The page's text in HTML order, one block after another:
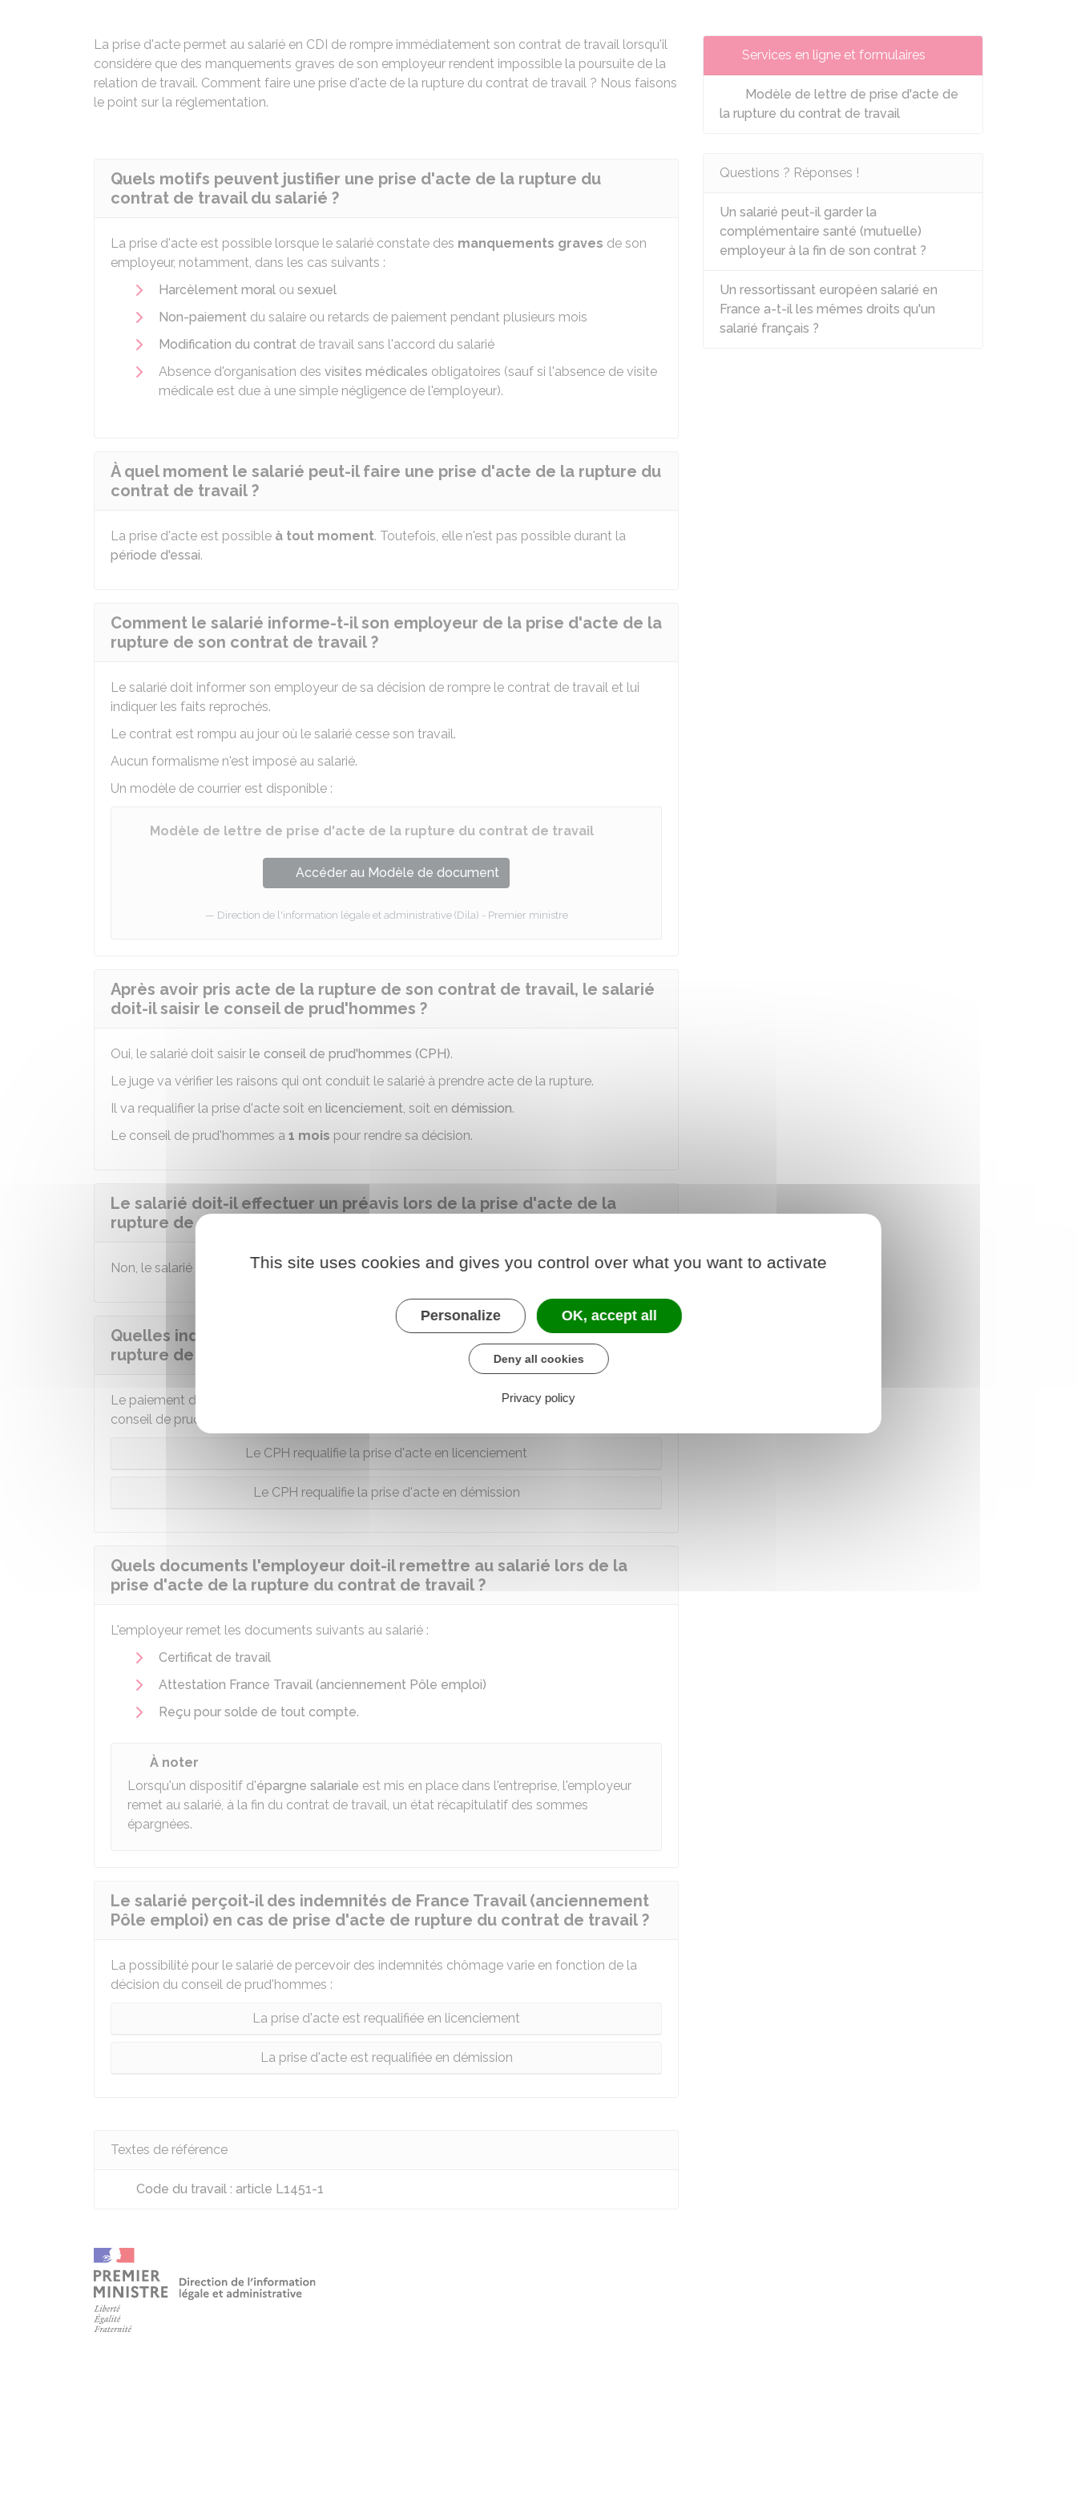
La prise d'acte permet au salarié en CDI de rompre immédiatement son contrat de travail lorsqu'il
considère que des manquements graves de son employeur rendent impossible la poursuite de la
relation de travail. Comment faire une prise d'acte de la rupture du contrat de travail ? Nous faisons
le point sur la réglementation.
Quels motifs peuvent justifier une prise d'acte de la rupture du
contrat de travail du salarié ?
La prise d'acte est possible lorsque le salarié constate des manquements graves de son
employeur, notamment, dans les cas suivants :
Harcèlement moral ou sexuel
Non-paiement du salaire ou retards de paiement pendant plusieurs mois
Modification du contrat de travail sans l'accord du salarié
Absence d'organisation des visites médicales obligatoires (sauf si l'absence de visite
médicale est due à une simple négligence de l'employeur).
À quel moment le salarié peut-il faire une prise d'acte de la rupture du
contrat de travail ?
La prise d'acte est possible à tout moment. Toutefois, elle n'est pas possible durant la
période d'essai.
Comment le salarié informe-t-il son employeur de la prise d'acte de la
rupture de son contrat de travail ?
Le salarié doit informer son employeur de sa décision de rompre le contrat de travail et lui
indiquer les faits reprochés.
Le contrat est rompu au jour où le salarié cesse son travail.
Aucun formalisme n'est imposé au salarié.
Un modèle de courrier est disponible :
Modèle de lettre de prise d'acte de la rupture du contrat de travail
Accéder au Modèle de document
Direction de l'information légale et administrative (Dila) - Premier ministre
Après avoir pris acte de la rupture de son contrat de travail, le salarié
doit-il saisir le conseil de prud'hommes ?
Oui, le salarié doit saisir le conseil de prud'hommes (CPH).
Le juge va vérifier les raisons qui ont conduit le salarié à prendre acte de la rupture.
Il va requalifier la prise d'acte soit en licenciement, soit en démission.
Le conseil de prud'hommes a 1 mois pour rendre sa décision.
Le salarié doit-il effectuer un préavis lors de la prise d'acte de la
rupture de son contrat de travail ?
Non, le salarié n'est pas obligé d'effectuer unpréavis,
Quelles indemnités perçoit le salarié après une prise d'acte de la
rupture de son contrat de travail ?
Le paiement d'indemnités de rupture du contrat de travail varie en fonction de la décision du
conseil de prud'hommes (CPH) :
Le CPH requalifie la prise d'acte en licenciement
Le CPH requalifie la prise d'acte en démission
Quels documents l'employeur doit-il remettre au salarié lors de la
prise d'acte de la rupture du contrat de travail ?
L'employeur remet les documents suivants au salarié :
Certificat de travail
Attestation France Travail (anciennement Pôle emploi)
Reçu pour solde de tout compte.
À noter
Lorsqu'un dispositif d'épargne salariale est mis en place dans l'entreprise, l'employeur
remet au salarié, à la fin du contrat de travail, un état récapitulatif des sommes
épargnées.
Le salarié perçoit-il des indemnités de France Travail (anciennement
Pôle emploi) en cas de prise d'acte de rupture du contrat de travail ?
La possibilité pour le salarié de percevoir des indemnités chômage varie en fonction de la
décision du conseil de prud'hommes :
La prise d'acte est requalifiée en licenciement
La prise d'acte est requalifiée en démission
Textes de référence
Code du travail : article L1451-1
Services en ligne et formulaires
Modèle de lettre de prise d'acte de
la rupture du contrat de travail
Questions ? Réponses !
Un salarié peut-il garder la
complémentaire santé (mutuelle)
employeur à la fin de son contrat ?
Un ressortissant européen salarié en
France a-t-il les mêmes droits qu'un
salarié français ?
This site uses cookies and gives you control over what you want to activate
Personalize OK, accept all
Deny all cookies
Privacy policy